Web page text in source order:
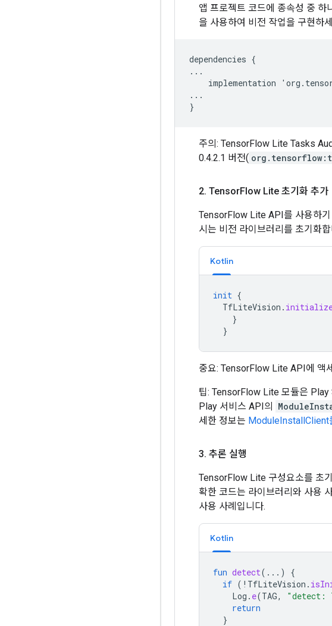
앱 프로젝트 코드에 종속성 중
을 사용하여 비전 작업을 구현하
dependencies {
...
implementation
' org .
...
}
주의: TensorFlow Lite Tasks
0.4.2.1 버전(
2. TensorFlow Lite 초기화 추가
TensorFlow Lite API를 사용하기
시는 비전 라이브러리를 초기화합
Kotlin
init {
TfLiteVision .
}
}
중요: TensorFlow Lite API에 액
팁: TensorFlow Lite 모듈은 Play
Play 서비스 API의
세한 정보는 ModuleInstallClient
3. 추론 실행
TensorFlow Lite 구성요소를 초
확한 코드는 라이브러리와 사용
사용 사례입니다.
Kotlin
fun detect(...)
{
if ( ! TfLiteVision .
Log . e(TAG, "detect:
return
}